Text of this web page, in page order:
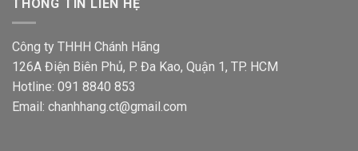
THÔNG TIN LIÊN HỆ
Công ty THHH Chánh Hãng
126A Điện Biên Phủ, P. Đa Kao, Quận 1, TP. HCM
Hotline: 091 8840 853
Email: chanhhang.ct@gmail.com